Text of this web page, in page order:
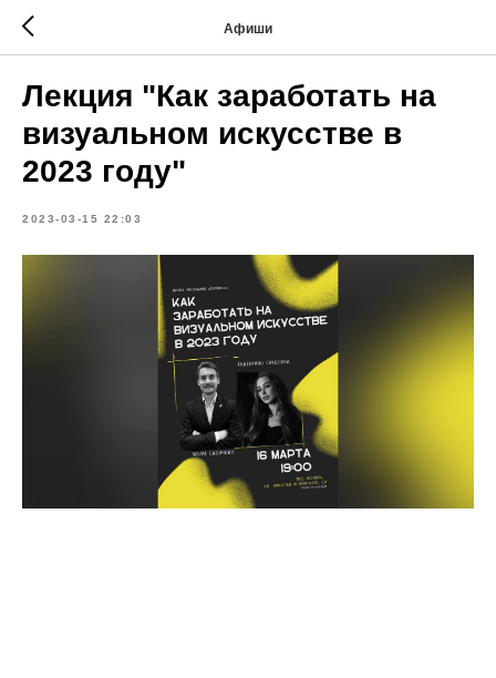
Афиши
Лекция "Как заработать на
визуальном искусстве в
2023 году"
2023-03-15 22:03